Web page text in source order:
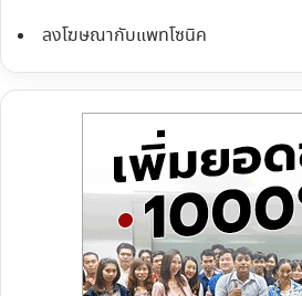
ลงโฆษณากับแพทโซนิค